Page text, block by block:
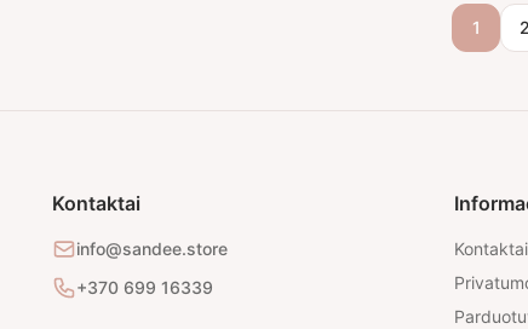
1 2
Kontaktai
info@sandee.store
+370 699 16339
Kontaktai